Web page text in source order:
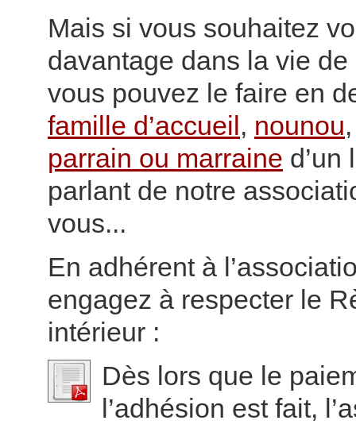
Mais si vous souhaitez
davantage dans la vie de
vous pouvez le faire en
famille d’accueil, nounou
parrain ou marraine d’un
parlant de notre
vous...
En adhérent à
engagez à respecter le
intérieur :
Dès lors que le
l’adhésion est fait,